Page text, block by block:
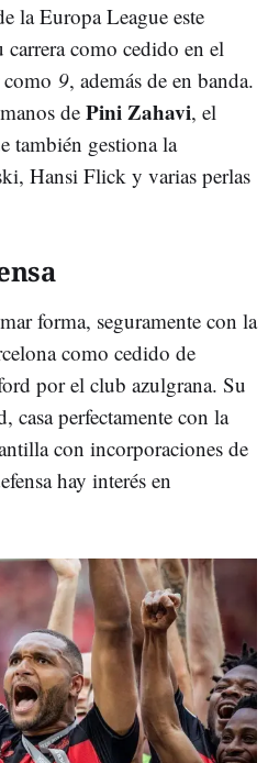
la Europa League este
como cedido en el
9, además de en banda.
de Pini Zahavi, el
también gestiona la
Hansi Flick y varias perlas
forma, seguramente con la
como cedido de
por el club azulgrana. Su
casa perfectamente con la
con incorporaciones de
hay interés en